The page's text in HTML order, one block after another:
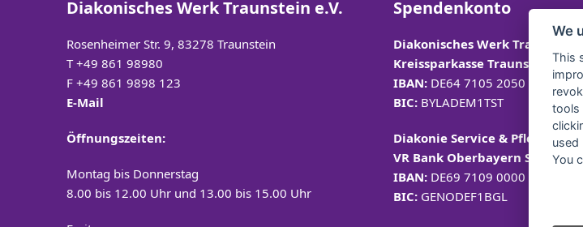
Diakonisches Werk Traunstein e.V.
Rosenheimer Str. 9, 83278 Traunstein
T+49 861 98980
F +49 861 9898 123
E-Mail
Öffnungszeiten:
Montag bis Donnerstag
8.00 bis 12.00 Uhr und 13.00 bis 15.00 Uhr
Spendenkonto
Diakonisches Werk Traunstein
Kreissparkasse Traunstein-
IBAN: DE64 7105 2050 0040
BIC: BYLADEM1TST
Diakonie Service & Pflege
VR Bank Oberbayern Südost
IBAN: DE69 7109 0000 0008
BIC: GENODEF1BGL
We
This
tools
used
You